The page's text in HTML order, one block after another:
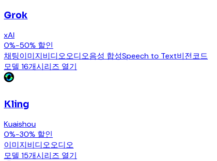
Grok
xAI
0%-50% 할인
채팅이미지비디오오디오음성 합성Speech to Text비전코드
모델 16개시리즈 열기
Kling
Kuaishou
0%-30% 할인
이미지비디오오디오
모델 15개시리즈 열기